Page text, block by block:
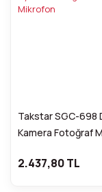
Takstar SGC-698
Kamera Fotoğraf
Condenser
2.437,80 TL